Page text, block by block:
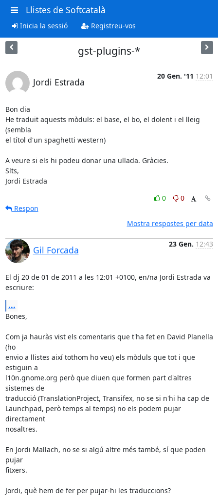
Llistes de Softcatalà
Inicia la sessió Registreu-vos
gst-plugins-*
Jordi Estrada
20 Gen. '11 12:01
Bon dia
He traduït aquests mòduls: el base, el bo, el dolent i el lleig
(sembla
el títol d'un spaghetti western)
A veure si els hi podeu donar una ullada. Gràcies.
Slts,
Jordi Estrada
0
0
Respon
Mostra respostes per data
Gil Forcada
23 Gen. 12:43
El dj 20 de 01 de 2011 a les 12:01 +0100, en/na Jordi Estrada va
escriure:
...
Bones,
Com ja hauràs vist els comentaris que t'ha fet en David Planella
(ho
envio a llistes així tothom ho veu) els mòduls que tot i que
estiguin a
l10n.gnome.org però que diuen que formen part d'altres
sistemes de
traducció (TranslationProject, Transifex, no se si n'hi ha cap de
Launchpad, però temps al temps) no els podem pujar
directament
nosaltres.
En Jordi Mallach, no se si algú altre més també, sí que poden
pujar
fitxers.
Jordi, què hem de fer per pujar-hi les traduccions?